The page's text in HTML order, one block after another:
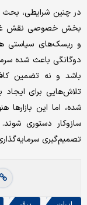
در چنین شرایطی،
بخش خصوصی نقش غالب
و ریسک‌های سیاستی
دوگانگی باعث شده
باشد و نه تضمین
تلاش‌هایی برای ایجاد
شده، اما این بازارها
سازوکار دستوری
تصمیم‌گیری